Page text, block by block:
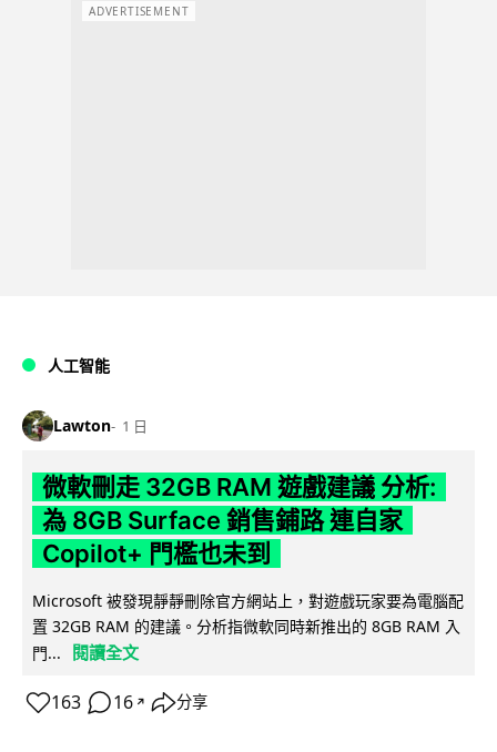
ADVERTISEMENT
人工智能
Lawton 1 日
微軟刪走 32GB RAM 遊戲建議 分析:
為 8GB Surface 銷售鋪路 連自家
Copilot+ 門檻也未到
Microsoft 被發現靜靜刪除官方網站上，對遊戲玩家要為電腦配
置 32GB RAM 的建議。分析指微軟同時新推出的 8GB RAM 入
門...
閱讀全文
163 16 ↗ 分享